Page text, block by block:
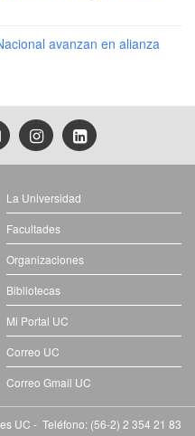
avanzan en alianza
La Universidad
Facultades
Organizaciones
Bibliotecas
Mi Portal UC
Correo UC
Correo Gmail UC
UC - Teléfono: (56-2) 2 354 21 83